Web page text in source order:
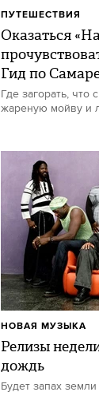
Оказаться
Гид по
Где загорать, что
жареную мойву и
ПУТЕШЕСТВИЯ
Релизы
дождь
Будет запах земли
НОВАЯ МУЗЫКА